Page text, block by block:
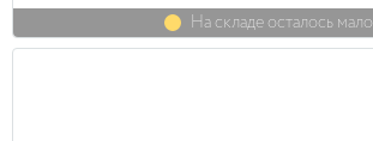
На складе осталось мало